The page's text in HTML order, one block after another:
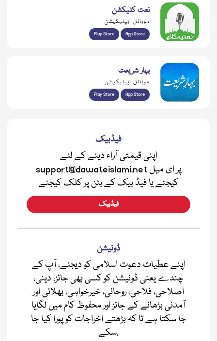
نعت کلیکشن
موبائل ایپلیکیشن
Play Store App Store
بہار شریعت
موبائل ایپلیکیشن
Play Store App Store
فیڈبیک
اپنی قیمتی آراء دینے کے لئے
support@dawateislami.net پر ای میل
کیجئے یا فیڈ بیک کے بٹن پر کلک کیجئے
فیڈبیک
ڈونیشن
اپنے عطیات دعوت اسلامی کو دیجئے، آپ کے
چندے یعنی ڈونیشن کو کسی بھی جائز، دینی،
اصلاحی، فلاحی، روحانی، خیرخواہی، بھلائی اور
آمدنی بڑھانے کے جائز اور محفوظ کام میں لگایا
جا سکتا ہے تا کہ بڑھتے اخراجات کو پورا کیا جا
سکے.